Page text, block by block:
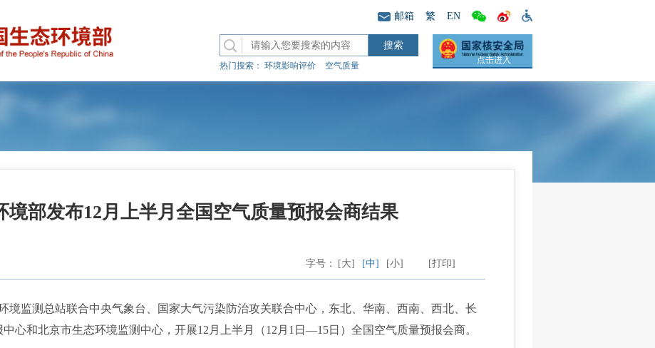
邮箱 繁 EN
热门搜索： 环境影响评价 空气质量
点击进入
境部发布12月上半月全国空气质量预报会商结果
[打印]
字号： [大] [中] [小]
监测总站联合中央气象台、国家大气污染防治攻关联合中心，东北、华南、西南、西北、长
心和北京市生态环境监测中心，开展12月上半月（12月1日—15日）全国空气质量预报会商。